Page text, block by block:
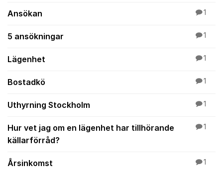
Ansökan 1
5 ansökningar 1
Lägenhet 1
Bostadkö 1
Uthyrning Stockholm 1
Hur vet jag om en lägenhet har tillhörande
källarförråd?
1
Årsinkomst 1